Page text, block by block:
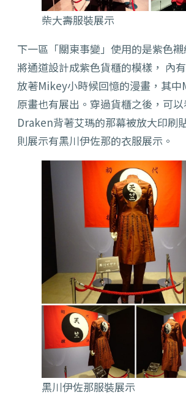
柴大壽服裝展示
下一區「關東事變」使用的是紫色
將通道設計成紫色貨櫃的模樣， 內
放著Mikey小時候回憶的漫畫，其
原畫也有展出。穿過貨櫃之後，可
Draken背著艾瑪的那幕被放大印刷
則展示有黑川伊佐那的衣服展示。
黑川伊佐那服裝展示